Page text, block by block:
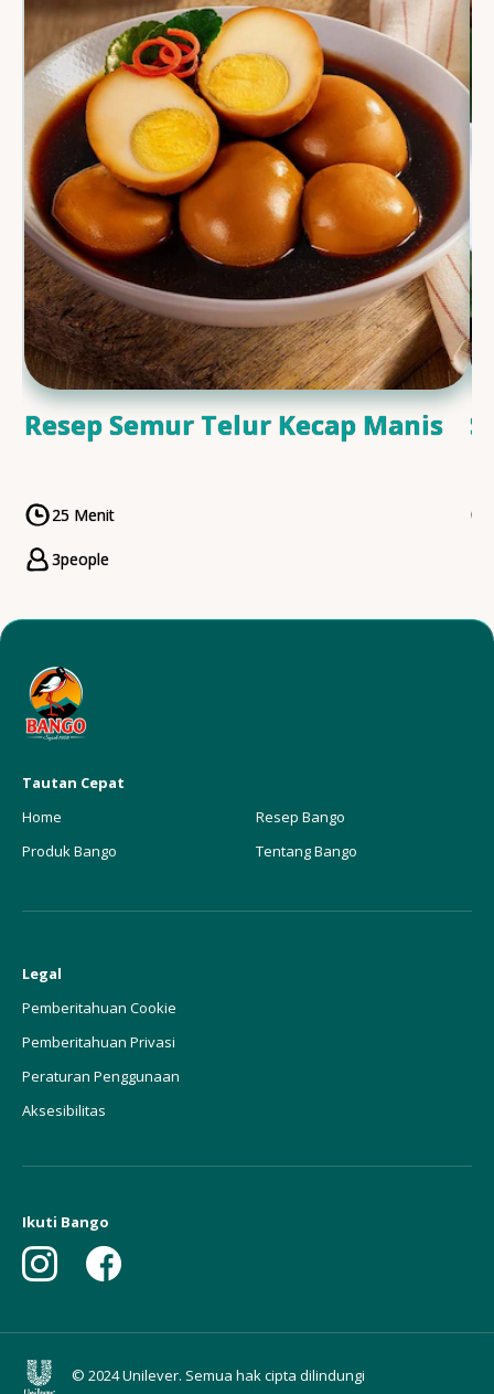
Resep Semur Telur Kecap Manis
CookingTime
25 Menit
Servings
3people
Tautan Cepat
Home
Produk Bango
Resep Bango
Tentang Bango
Legal
Pemberitahuan Cookie
Pemberitahuan Privasi
Peraturan Penggunaan
Aksesibilitas
Ikuti Bango
© 2024 Unilever. Semua hak cipta dilindungi